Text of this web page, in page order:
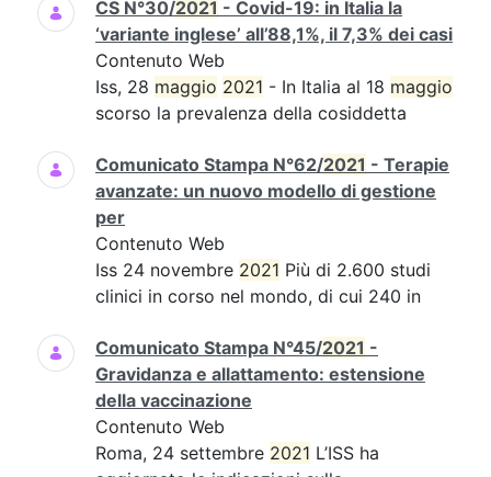
CS N°30/2021 - Covid-19: in Italia la
‘variante inglese’ all’88,1%, il 7,3% dei casi
Contenuto Web
Iss, 28 maggio 2021 - In Italia al 18 maggio
scorso la prevalenza della cosiddetta
Comunicato Stampa N°62/2021 - Terapie
avanzate: un nuovo modello di gestione
per
Contenuto Web
Iss 24 novembre 2021 Più di 2.600 studi
clinici in corso nel mondo, di cui 240 in
Comunicato Stampa N°45/2021 -
Gravidanza e allattamento: estensione
della vaccinazione
Contenuto Web
Roma, 24 settembre 2021 L’ISS ha